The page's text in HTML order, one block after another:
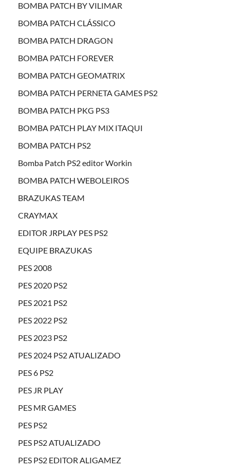
BOMBA PATCH BY VILIMAR
BOMBA PATCH CLÁSSICO
BOMBA PATCH DRAGON
BOMBA PATCH FOREVER
BOMBA PATCH GEOMATRIX
BOMBA PATCH PERNETA GAMES PS2
BOMBA PATCH PKG PS3
BOMBA PATCH PLAY MIX ITAQUI
BOMBA PATCH PS2
Bomba Patch PS2 editor Workin
BOMBA PATCH WEBOLEIROS
BRAZUKAS TEAM
CRAYMAX
EDITOR JRPLAY PES PS2
EQUIPE BRAZUKAS
PES 2008
PES 2020 PS2
PES 2021 PS2
PES 2022 PS2
PES 2023 PS2
PES 2024 PS2 ATUALIZADO
PES 6 PS2
PES JR PLAY
PES MR GAMES
PES PS2
PES PS2 ATUALIZADO
PES PS2 EDITOR ALIGAMEZ